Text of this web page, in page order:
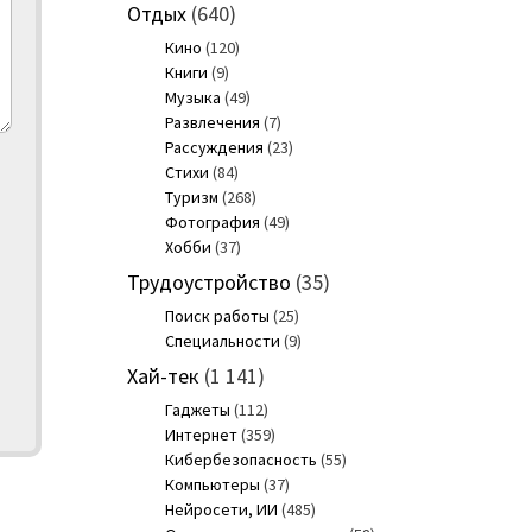
Отдых(640)
Кино (120)
Книги (9)
Музыка (49)
Развлечения (7)
Рассуждения (23)
Стихи (84)
Туризм (268)
Фотография (49)
Хобби (37)
Трудоустройство (35)
Поиск работы (25)
Специальности (9)
Хай-тек (1 141)
Гаджеты (112)
Интернет(359)
Кибербезопасность (55)
Компьютеры (37)
Нейросети, ИИ (485)